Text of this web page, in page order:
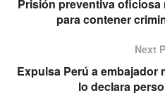
Prisión preventiva
para contener
Next
Expulsa Perú a embajador
lo declara